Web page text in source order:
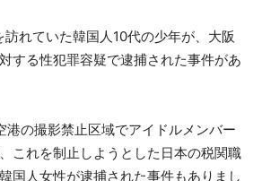
れていた韓国人10代の少年が、大阪
する性犯罪容疑で逮捕された事件があ
港の撮影禁止区域でアイドルメンバー
これを制止しようとした日本の税関職
国人女性が逮捕された事件もありまし